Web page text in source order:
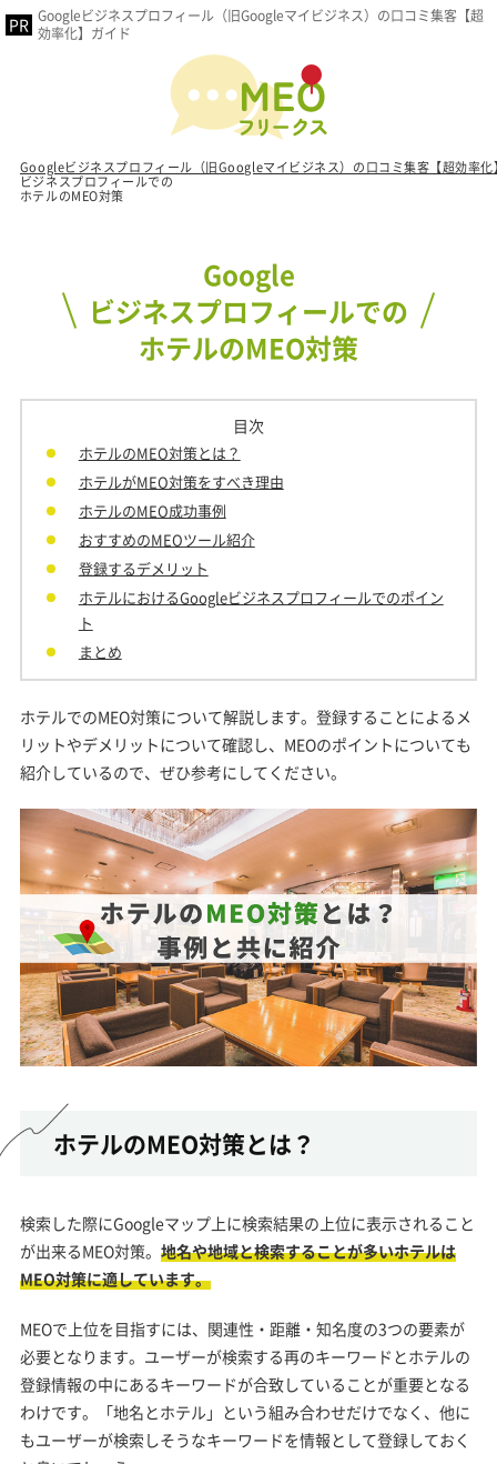
Googleビジネスプロフィール（旧Googleマイビジネス）の口コミ集客【超
効率化】ガイド
Googleビジネスプロフィール（旧Googleマイビジネス）の口コミ集客【超効率化
ビジネスプロフィールでの
ホテルのMEO対策
Google
ビジネスプロフィールでの
ホテルのMEO対策
目次
ホテルのMEO対策とは？
ホテルがMEO対策をすべき理由
ホテルのMEO成功事例
おすすめのMEOツール紹介
登録するデメリット
ホテルにおけるGoogleビジネスプロフィールでのポイン
ト
まとめ
ホテルでのMEO対策について解説します。登録することによるメ
リットやデメリットについて確認し、MEOのポイントについても
紹介しているので、ぜひ参考にしてください。
ホテルのMEO対策とは？
検索した際にGoogleマップ上に検索結果の上位に表示されること
が出来るMEO対策。 地名や地域と検索することが多いホテルは
MEO対策に適しています。
MEOで上位を目指すには、関連性・距離・知名度の3つの要素が
必要となります。ユーザーが検索する再のキーワードとホテルの
登録情報の中にあるキーワードが合致していることが重要となる
わけです。「地名とホテル」という組み合わせだけでなく、他に
もユーザーが検索しそうなキーワードを情報として登録しておく